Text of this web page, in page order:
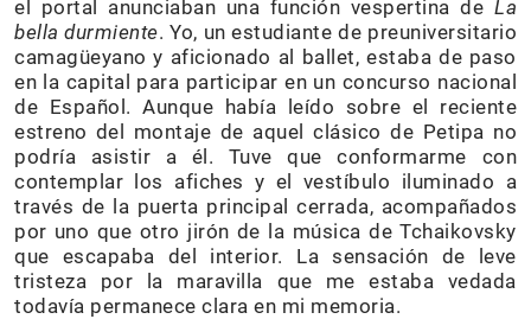
el portal anunciaban una función vespertina de La
bella durmiente. Yo, un estudiante de preuniversitario
camagüeyano y aficionado al ballet, estaba de paso
en la capital para participar en un concurso nacional
de Español. Aunque había leído sobre el reciente
estreno del montaje de aquel clásico de Petipa no
podría asistir a él. Tuve que conformarme con
contemplar los afiches y el vestíbulo iluminado a
través de la puerta principal cerrada, acompañados
por uno que otro jirón de la música de Tchaikovsky
que escapaba del interior. La sensación de leve
tristeza por la maravilla que me estaba vedada
todavía permanece clara en mi memoria.